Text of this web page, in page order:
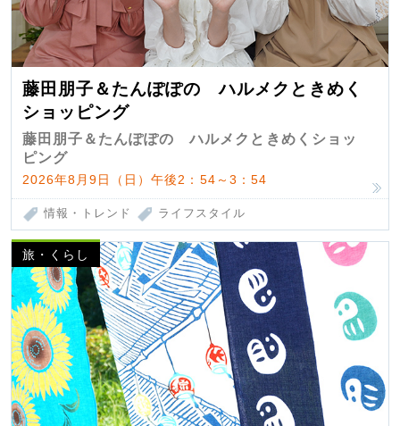
藤田朋子＆たんぽぽの ハルメクときめく
ショッピング
藤田朋子＆たんぽぽの ハルメクときめくショッ
ピング
2026年8月9日（日）午後2：54～3：54
情報・トレンド ライフスタイル
旅・くらし